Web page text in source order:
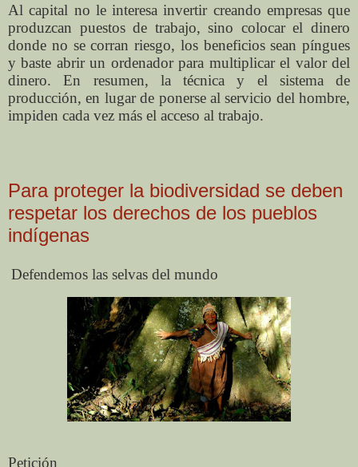
Al capital no le interesa invertir creando empresas que
produzcan puestos de trabajo, sino colocar el dinero
donde no se corran riesgo, los beneficios sean píngues
y baste abrir un ordenador para multiplicar el valor del
dinero. En resumen, la técnica y el sistema de
producción, en lugar de ponerse al servicio del hombre,
impiden cada vez más el acceso al trabajo.
Para proteger la biodiversidad se deben
respetar los derechos de los pueblos
indígenas
Defendemos las selvas del mundo
Petición